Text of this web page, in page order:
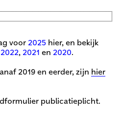
voor 2025 hier, en bekijk
2022, 2021 en 2020.
2019 en eerder, zijn hier
publicatieplicht.